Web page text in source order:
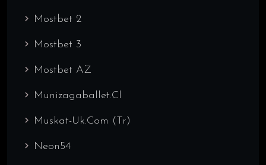
Mostbet 2
Mostbet 3
Mostbet AZ
Munizagaballet.cl
Muskat-Uk.com (tr)
Neon54